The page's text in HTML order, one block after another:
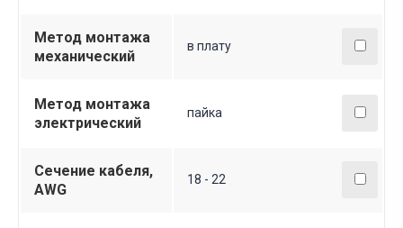
Метод монтажа
механический
в плату
Метод монтажа
электрический
пайка
Сечение кабеля,
AWG
18 - 22